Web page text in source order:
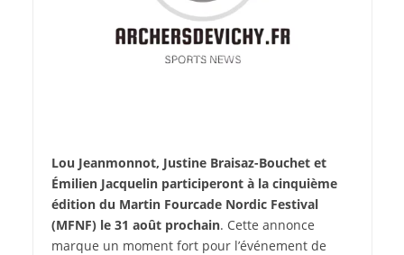
Lou Jeanmonnot, Justine Braisaz-Bouchet et
Émilien Jacquelin participeront à la cinquième
édition du Martin Fourcade Nordic Festival
(MFNF) le 31 août prochain. Cette annonce
marque un moment fort pour l’événement de